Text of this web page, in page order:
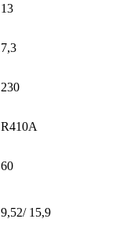
13
7,3
230
R410A
60
9,52/ 15,9